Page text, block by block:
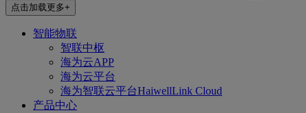
点击加载更多+
智能物联
智联中枢
海为云APP
海为云平台
海为智联云平台HaiwellLink Cloud
产品中心